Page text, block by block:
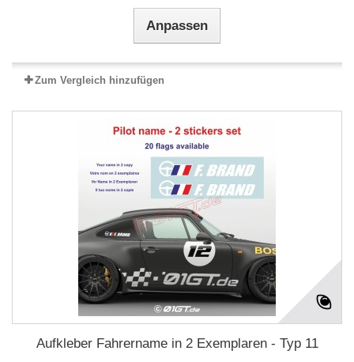
Anpassen
Zum Vergleich hinzufügen
Aufkleber Fahrername in 2 Exemplaren - Typ 11